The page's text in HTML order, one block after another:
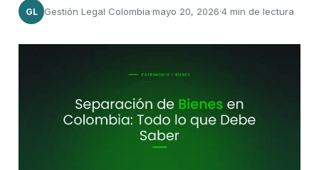
GL Gestión Legal Colombia·mayo 20, 2026·4 min de lectura